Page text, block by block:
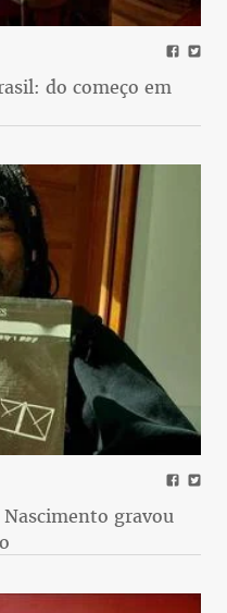
do começo em
gravou